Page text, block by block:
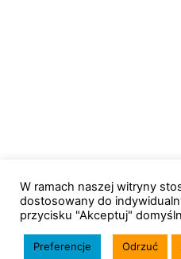
W ramach naszej witryny
dostosowany do
przycisku "Akceptuj"
Preferencje Odrzuć